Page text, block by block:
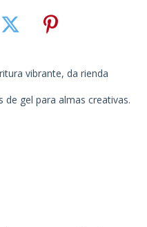
vibrante, da rienda
de gel para almas creativas.